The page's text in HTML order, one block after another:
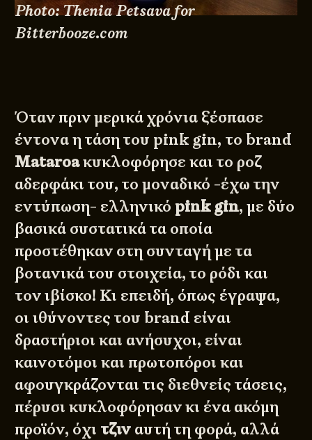
Photo: Thenia Petsava for
Bitterbooze.com
Όταν πριν μερικά χρόνια ξέσπασε
έντονα η τάση του pink gin, το brand
Mataroaκυκλοφόρησε και το ροζ
αδερφάκι του, το μοναδικό -έχω την
εντύπωση- ελληνικό pink gin, με δύο
βασικά συστατικά τα οποία
προστέθηκαν στη συνταγή με τα
βοτανικά του στοιχεία, το ρόδι και
τον ιβίσκο! Κι επειδή, όπως έγραψα,
οι ιθύνοντες του brand είναι
δραστήριοι και ανήσυχοι, είναι
καινοτόμοι και πρωτοπόροι και
αφουγκράζονται τις διεθνείς τάσεις,
πέρυσι κυκλοφόρησαν κι ένα ακόμη
προϊόν, όχι τζιν αυτή τη φορά, αλλά